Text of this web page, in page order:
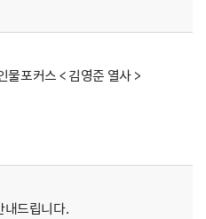
물포커스 < 김영준 열사 >
내드립니다.